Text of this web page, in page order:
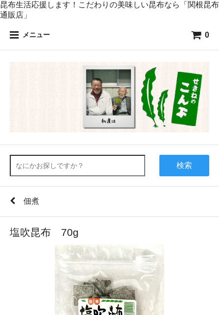
昆布生活応援します！こだわりの美味しい昆布なら「関根昆布
通販店」
メニュー 0
検索
佃煮
塩吹昆布 70g